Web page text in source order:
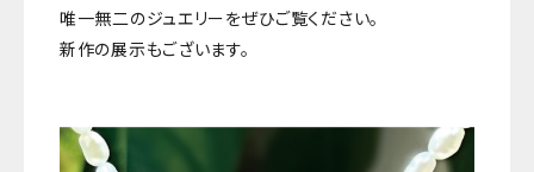
唯一無二のジュエリーをぜひご覧ください。
新作の展示もございます。